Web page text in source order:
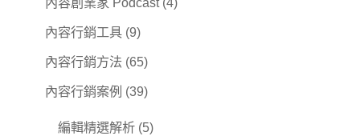
內容行銷工具 (9)
內容行銷方法 (65)
內容行銷案例 (39)
編輯精選解析 (5)